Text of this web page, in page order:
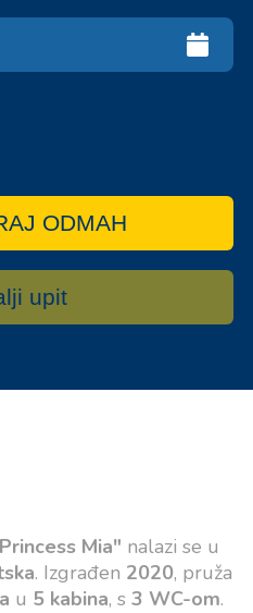
ODMAH
upit
Mia" nalazi se u
. Izgrađen 2020, pruža
u 5 kabina, s 3 WC-om.